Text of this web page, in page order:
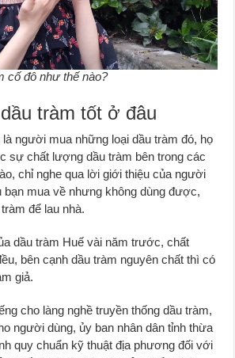
cố đô như thế nào?
tràm tốt ở đâu
người mua những loại dầu tràm đó, họ
sự chất lượng dầu tràm bên trong các
chỉ nghe qua lời giới thiệu của người
bạn mua về nhưng không dùng được,
để lau nhà.
dầu tràm Huế vài năm trước, chất
bên cạnh dầu tràm nguyên chất thì có
giả.
cho làng nghề truyền thống dầu tràm,
người dùng, ủy ban nhân dân tỉnh thừa
quy chuẩn kỹ thuật địa phương đối với